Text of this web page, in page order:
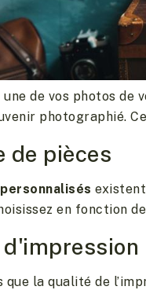
de vos photos de
photographié.
de pièces
en fonction
que la qualité de